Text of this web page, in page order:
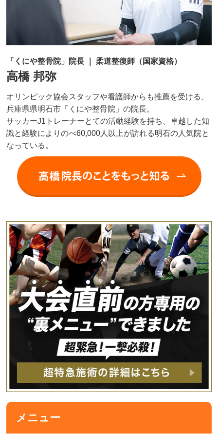
「くにや整骨院」院長 ｜ 柔道整復師（国家資格）
高橋 邦弥
オリンピック協会スタッフや看護師からも推薦を受ける、
兵庫県県明石市「くにや整骨院」の院長。
サッカーJ1トレーナーとての活動経験を持ち、卓越した知
識と経験によりのべ60,000人以上が訪れる明石の人気院と
なっている。
メニュー